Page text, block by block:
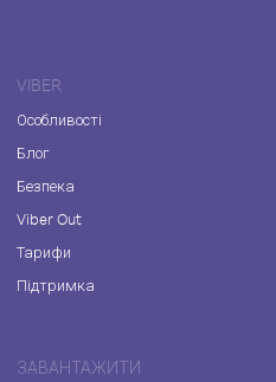
VIBER
Особливості
Блог
Безпека
Viber Out
Тарифи
Підтримка
ЗАВАНТАЖИТИ